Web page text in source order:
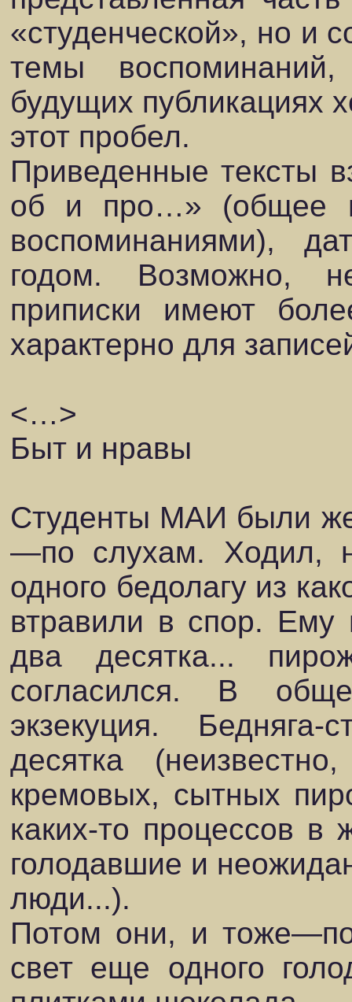
«студенческой», но и
темы
будущих публикациях
этот пробел.
Приведенные тексты
об и про…» (общее
воспоминаниями),
годом. Возможно,
приписки имеют
характерно для
<…>
Быт и нравы
Студенты МАИ были
—по слухам. Ходил,
одного бедолагу из
втравили в спор. Ему
два десятка...
согласился. В
экзекуция.
десятка
кремовых, сытных
каких-то процессов в
голодавшие и
люди...).
Потом они, и
свет еще одного